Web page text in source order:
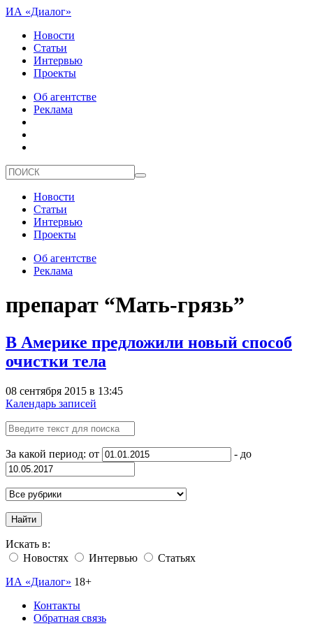
ИА «Диалог»
Новости
Статьи
Интервью
Проекты
Об агентстве
Реклама
Новости
Статьи
Интервью
Проекты
Об агентстве
Реклама
препарат “Мать-грязь”
В Америке предложили новый способ
очистки тела
08 сентября 2015 в 13:45
Календарь записей
За какой период: от - до
Найти
Искать в:
Новостях
Интервью
Статьях
ИА «Диалог» 18+
Контакты
Обратная связь